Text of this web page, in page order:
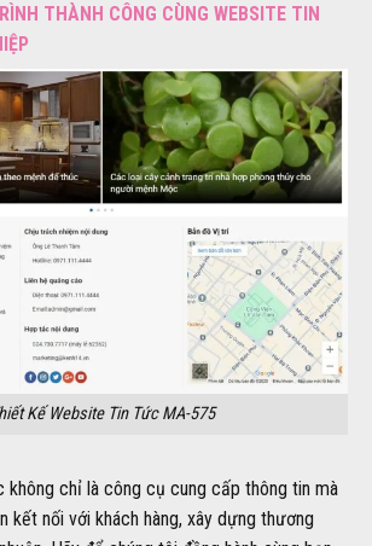
THÀNH CÔNG CÙNG WEBSITE TIN
Kế Website Tin Tức MA-575
chỉ là công cụ cung cấp thông tin mà
kết nối với khách hàng, xây dựng thương